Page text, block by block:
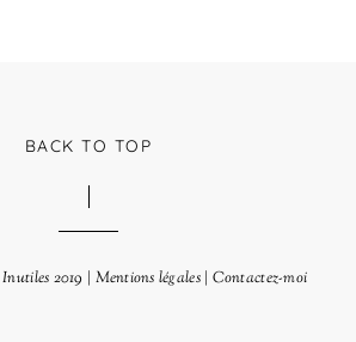
BACK TO TOP
Inutiles 2019 | Mentions légales| Contactez-moi